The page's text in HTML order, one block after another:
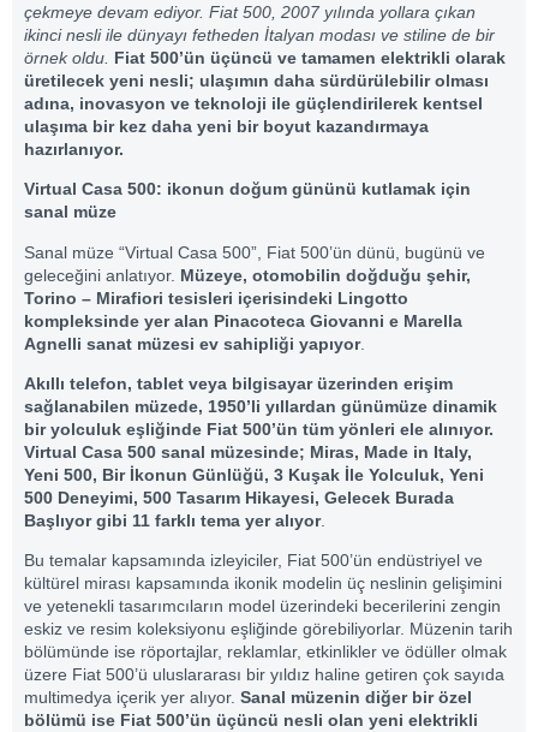
çekmeye devam ediyor. Fiat 500, 2007 yılında yollara çıkan
ikinci nesli ile dünyayı fetheden İtalyan modası ve stiline de bir
örnek oldu. Fiat 500’ün üçüncü ve tamamen elektrikli olarak
üretilecek yeni nesli; ulaşımın daha sürdürülebilir olması
adına, inovasyon ve teknoloji ile güçlendirilerek kentsel
ulaşıma bir kez daha yeni bir boyut kazandırmaya
hazırlanıyor.
Virtual Casa 500: ikonun doğum gününü kutlamak için
sanal müze
Sanal müze “Virtual Casa 500”, Fiat 500’ün dünü, bugünü ve
geleceğini anlatıyor. Müzeye, otomobilin doğduğu şehir,
Torino – Mirafiori tesisleri içerisindeki Lingotto
kompleksinde yer alan Pinacoteca Giovanni e Marella
Agnelli sanat müzesi ev sahipliği yapıyor.
Akıllı telefon, tablet veya bilgisayar üzerinden erişim
sağlanabilen müzede, 1950’li yıllardan günümüze dinamik
bir yolculuk eşliğinde Fiat 500’ün tüm yönleri ele alınıyor.
Virtual Casa 500 sanal müzesinde; Miras, Made in Italy,
Yeni 500, Bir İkonun Günlüğü, 3 Kuşak İle Yolculuk, Yeni
500 Deneyimi, 500 Tasarım Hikayesi, Gelecek Burada
Başlıyor gibi 11 farklı tema yer alıyor.
Bu temalar kapsamında izleyiciler, Fiat 500’ün endüstriyel ve
kültürel mirası kapsamında ikonik modelin üç neslinin gelişimini
ve yetenekli tasarımcıların model üzerindeki becerilerini zengin
eskiz ve resim koleksiyonu eşliğinde görebiliyorlar. Müzenin tarih
bölümünde ise röportajlar, reklamlar, etkinlikler ve ödüller olmak
üzere Fiat 500’ü uluslararası bir yıldız haline getiren çok sayıda
multimedya içerik yer alıyor. Sanal müzenin diğer bir özel
bölümü ise Fiat 500’ün üçüncü nesli olan yeni elektrikli